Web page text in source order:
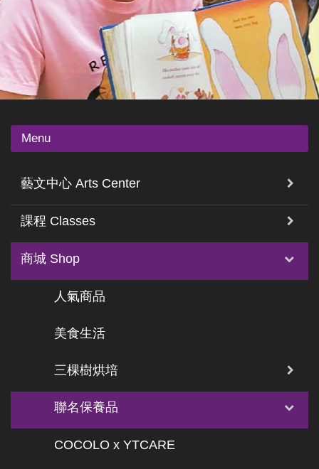
Menu
藝文中心 Arts Center
課程 Classes
商城 Shop
人氣商品
美食生活
三棵樹烘培
聯名保養品
COCOLO x YTCARE